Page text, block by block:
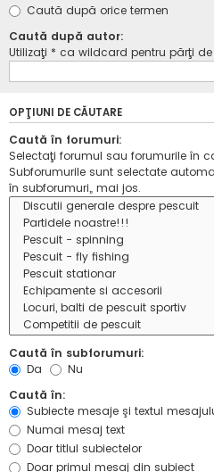
Caută după orice termen
Caută după autor:
Utilizaţi * ca wildcard pentru părţi de
OPŢIUNI DE CĂUTARE
Caută în forumuri:
Selectaţi forumul sau forumurile în
Subforumurile sunt selectate
în subforumuri„ mai jos.
Caută în subforumuri:
Da
Nu
Caută în:
Subiecte mesaje şi textul
Numai mesaj text
Doar titlul subiectelor
Doar primul mesaj din subiect